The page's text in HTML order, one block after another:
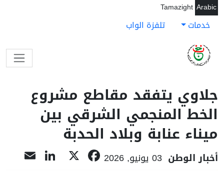
Arabic
Tamazight
خدمات تلفزة الواب
جلاوي يتفقد مقاطع مشروع
الخط المنجمي الشرقي بين
ميناء عنابة وبلاد الحدبة
أخبار الوطن 03 يونيو, 2026 Facebook